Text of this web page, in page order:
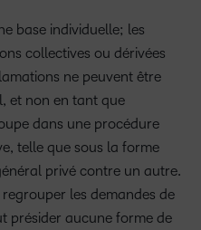
base individuelle; les
collectives ou dérivées
ne peuvent être
et non en tant que
dans une procédure
telle que sous la forme
privé contre un autre.
les demandes de
présider aucune forme de